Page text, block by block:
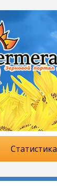
Статистика